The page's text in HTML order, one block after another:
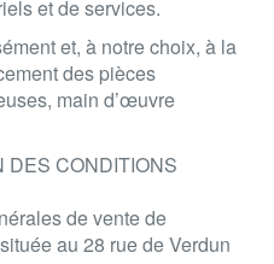
et de services.
et, à notre choix, à la
des pièces
main d’œuvre
DES CONDITIONS
de vente de
au 28 rue de Verdun